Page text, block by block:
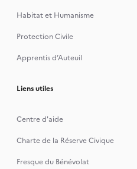
Habitat et Humanisme
Protection Civile
Apprentis d’Auteuil
Liens utiles
Centre d'aide
Charte de la Réserve Civique
Fresque du Bénévolat